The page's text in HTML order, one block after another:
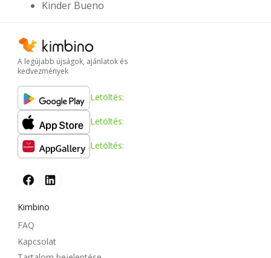
Kinder Bueno
A legújabb újságok, ajánlatok és
kedvezmények
Letöltés:
Letöltés:
Letöltés:
Kimbino
FAQ
Kapcsolat